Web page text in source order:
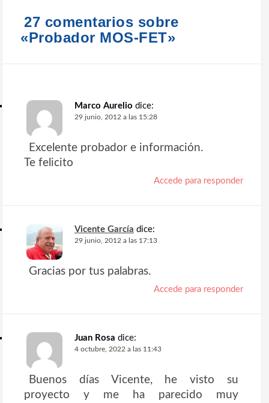
g
a
c
n
d
e
r
a
d
27 comentarios sobre
«Probador MOS-FET»
Marco Aurelio dice:
29 junio, 2012 a las 15:28
Excelente probador e información.
Te felicito
Accede para responder
Vicente García dice:
29 junio, 2012 a las 17:13
Gracias por tus palabras.
Accede para responder
Juan Rosa dice:
4 octubre, 2022 a las 11:43
Buenos días Vicente, he visto su
proyecto y me ha parecido muy